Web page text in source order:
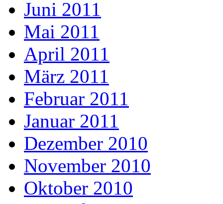
Juni 2011
Mai 2011
April 2011
März 2011
Februar 2011
Januar 2011
Dezember 2010
November 2010
Oktober 2010